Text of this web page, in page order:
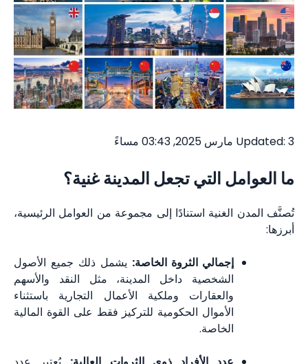
Updated: 3 مارس 2025, 03:43 مساءً
ما العوامل التي تجعل المدينة غنية؟
تُصنَّف المدن الغنية استنادًا إلى مجموعة من العوامل الرئيسية،
أبرزها:
إجمالي الثروة الخاصة: يشمل ذلك جميع الأصول
الشخصية داخل المدينة، مثل النقد والأسهم
والعقارات وملكية الأعمال التجارية باستثناء
الأموال الحكومية للتركيز فقط على القوة المالية
الخاصة.